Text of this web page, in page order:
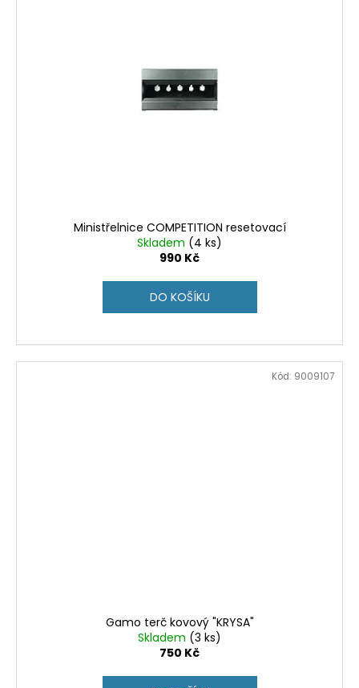
Ministřelnice COMPETITION resetovací
Skladem (4 ks)
990 Kč
DO KOŠÍKU
Gamo terč kovový "KRYSA"
Skladem (3 ks)
750 Kč
Kód: 9009107